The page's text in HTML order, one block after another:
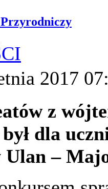
2017
dla
Ulan –